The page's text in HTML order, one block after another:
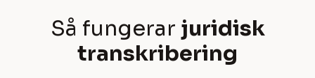
Så fungerar juridisk
transkribering